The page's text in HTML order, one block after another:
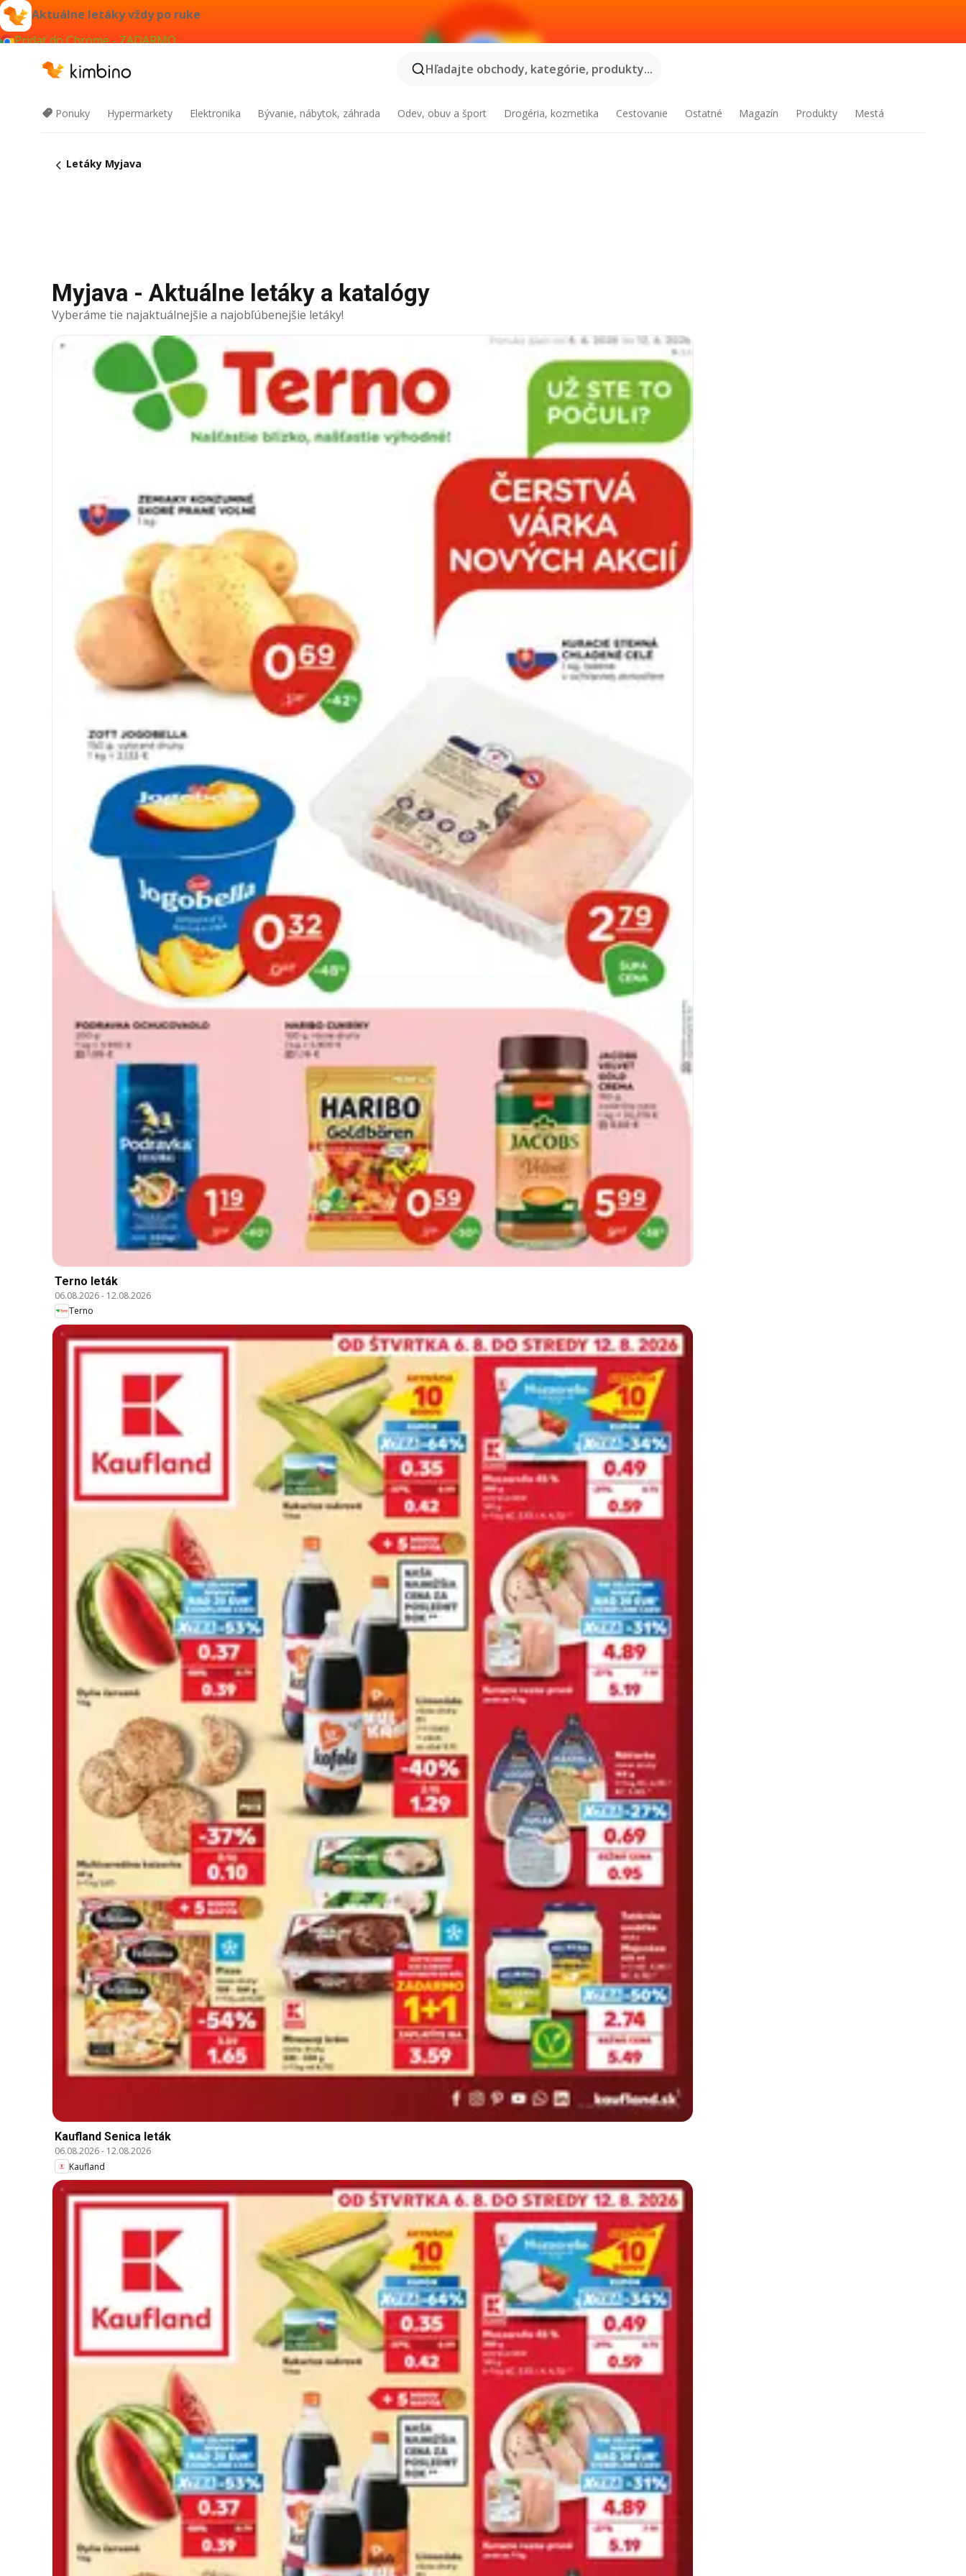
Aktuálne letáky vždy po ruke
Pridať do Chrome - ZADARMO
Hľadajte obchody, kategórie, produkty...
Ponuky Hypermarkety Elektronika Bývanie, nábytok, záhrada Odev, obuv a šport Drogéria, kozmetika Cestovanie Ostatné Magazín Produkty Mestá
Letáky Myjava
Myjava - Aktuálne letáky a katalógy
Vyberáme tie najaktuálnejšie a najobľúbenejšie letáky!
Terno leták
06.08.2026- 12.08.2026
Terno
Kaufland Senica leták
06.08.2026- 12.08.2026
Kaufland